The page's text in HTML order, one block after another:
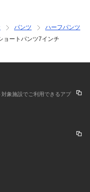
ーカーカラー表記と異
り、掲載画像と実際の
イン・仕様について、
かじめご了承くださ
ューバランス new bal
スポーツアパレル スポ
26ss_shor
パンツ
ハーフパンツ
ョートパンツ7インチ
象施設でご利用できるアプ